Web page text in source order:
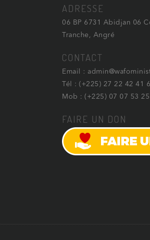
ADRESSE
06 BP 6731 Abidjan 06
Tranche, Angré
CONTACT
Email :
Tél : (+225) 27 22 42 41
Mob : (+225) 07 07 53
FAIRE UN DON